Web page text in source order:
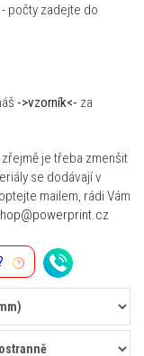
počty zadejte do
->vzorník<- za
je třeba zmenšit
se dodávají v
mailem, rádi Vám